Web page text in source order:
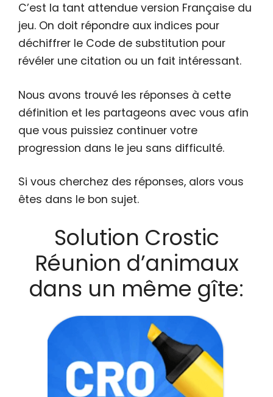
C’est la tant attendue version Française du
jeu. On doit répondre aux indices pour
déchiffrer le Code de substitution pour
révéler une citation ou un fait intéressant.
Nous avons trouvé les réponses à cette
définition et les partageons avec vous afin
que vous puissiez continuer votre
progression dans le jeu sans difficulté.
Si vous cherchez des réponses, alors vous
êtes dans le bon sujet.
Solution Crostic
Réunion d’animaux
dans un même gîte: